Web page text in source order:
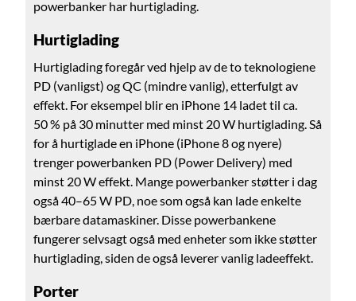
powerbanker har hurtiglading.
Hurtiglading
Hurtiglading foregår ved hjelp av de to teknologiene
PD (vanligst) og QC (mindre vanlig), etterfulgt av
effekt. For eksempel blir en iPhone 14 ladet til ca.
50 % på 30 minutter med minst 20 W hurtiglading. Så
for å hurtiglade en iPhone (iPhone 8 og nyere)
trenger powerbanken PD (Power Delivery) med
minst 20 W effekt. Mange powerbanker støtter i dag
også 40–65 W PD, noe som også kan lade enkelte
bærbare datamaskiner. Disse powerbankene
fungerer selvsagt også med enheter som ikke støtter
hurtiglading, siden de også leverer vanlig ladeeffekt.
Porter